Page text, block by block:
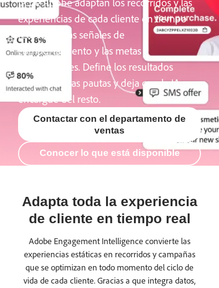
IA de Adobe adaptan los recorridos y las
experiencias de cada cliente en tiempo
real según las señales de
comportamiento y las metas
empresariales. Define los resultados
deseados y las pautas y deja que la IA se
encargue del resto.
Contactar con el departamento de
ventas
Conocer lo que está disponible
Adapta toda la experiencia
de cliente en tiempo real
Adobe Engagement Intelligence convierte las
experiencias estáticas en recorridos y campañas
que se optimizan en todo momento del ciclo de
vida de cada cliente. Gracias a que integra datos,